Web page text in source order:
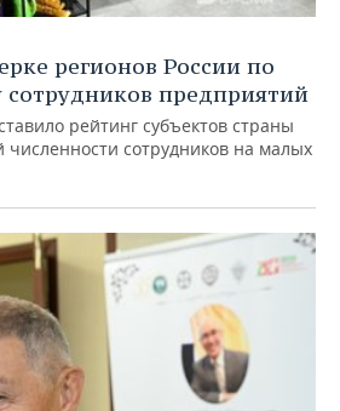
регионов России по
сотрудников предприятий
рейтинг субъектов страны
численности сотрудников на малых